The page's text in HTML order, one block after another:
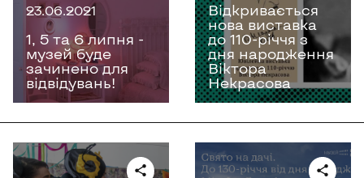
23.06.2021
1, 5 та 6 липня -
музей буде
зачинено для
відвідувань!
Відкривається
нова виставка
до 110-річчя з
дня народження
Віктора
Некрасова